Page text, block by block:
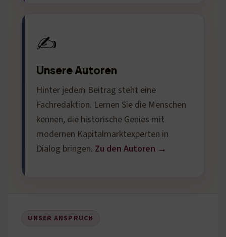
✍️
Unsere Autoren
Hinter jedem Beitrag steht eine
Fachredaktion. Lernen Sie die Menschen
kennen, die historische Genies mit
modernen Kapitalmarktexperten in
Dialog bringen. Zu den Autoren →
UNSER ANSPRUCH